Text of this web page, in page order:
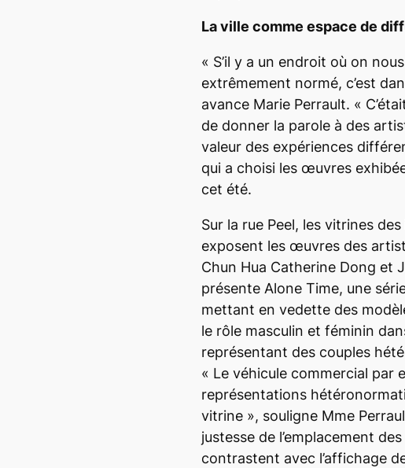
La ville comme espace de
« S’il y a un endroit où on
extrêmement normé, c’est
avance Marie Perrault. «
de donner la parole à des
valeur des expériences
qui a choisi les œuvres
cet été.
Sur la rue Peel, les vitrines
exposent les œuvres des
Chun Hua Catherine Dong et
présente Alone Time, une
mettant en vedette des
le rôle masculin et féminin
représentant des couples
« Le véhicule commercial par
représentations
vitrine », souligne Mme
justesse de l’emplacement
contrastent avec l’affichage